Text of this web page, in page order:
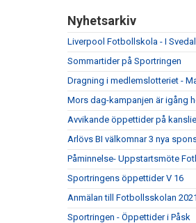
Nyhetsarkiv
Liverpool Fotbollskola - I
Sommartider på Sportringen
Dragning i medlemslotteriet -
Mors dag-kampanjen är igång
Avvikande öppettider på
Arlövs BI välkomnar 3 nya
Påminnelse- Uppstartsmöte
Sportringens öppettider V 16
Anmälan till Fotbollsskolan
Sportringen - Öppettider i Påsk